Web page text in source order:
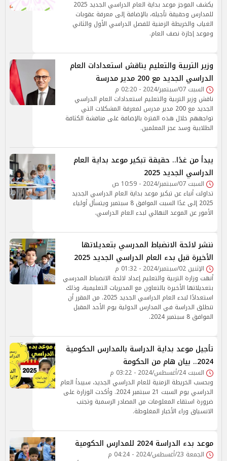
يكشف الموجز موعد بداية العام الدراسي الجديد 2025
للمدارس وحقيقة تأجيله، بالإضافة إلى معرفة عقوبات
الغياب والخريطة الزمنية للفصل الدراسي الأول والثاني
وموعد إجازة نصف العام.
وزير التربية والتعليم يناقش استعدادات العام
الدراسي الجديد مع 200 مدير مدرسة
السبت 07/سبتمبر/2024 - 02:20 م
ناقش وزير التربية والتعليم استعدادات العام الدراسي
الجديد مع 200 مدير مدرس لمعرفة المشكلات التي
تواجههم خلال هذه الفترة بالإضافة غلى مناقشة الكثافة
الطلابية وسد عجز المعلمين.
يبدأ من غدًا.. حقيقة تبكير موعد بداية العام
الدراسي الجديد 2025
السبت 07/سبتمبر/2024 - 10:59 ص
تداولت أنباء عن تبكير موعد بداية العام الدراسي الجديد
2025 إلى غدًا السبت الموافق 8 سبتمبر ويتسأل أولياء
الأمور عن الموعد النهائي لبدء العام الدراسي.
ننشر لائحة الانضباط المدرسي بتعديلاتها
الأخيرة قبل بدء العام الدراسي الجديد 2025
الإثنين 02/سبتمبر/2024 - 01:32 م
أنهت وزارة التربية والتعليم إعداد لائحة الانضباط المدرسي
بتعديلاتها الأخيرة بالتعاون مع المديريات التعليمية، وذلك
استعدادًا لبدء العام الدراسي الجديد 2025. من المقرر أن
تنطلق الدراسة في المدارس الدولية يوم الأحد المقبل
الموافق 8 سبتمبر 2024.
تأجيل موعد بداية الدراسة بالمدارس الحكومية
2024.. بيان هام من الحكومة
السبت 24/أغسطس/2024 - 03:22 م
وبحسب الخريطة الزمنية للعام الدراسي الجديد، سيبدأ العام
الدراسي يوم السبت 21 سبتمبر 2024. وأكدت الوزارة على
ضرورة استقاء المعلومات من المصادر الرسمية وتجنب
الانسياق وراء الأخبار المغلوطة.
موعد بدء الدراسة 2024 للمدارس الحكومية
الجمعة 23/أغسطس/2024 - 04:24 م